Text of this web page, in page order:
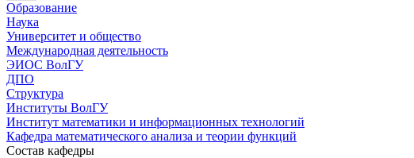
Образование
Наука
Университет и общество
Международная деятельность
ЭИОС ВолГУ
ДПО
Структура
Институты ВолГУ
Институт математики и информационных технологий
Кафедра математического анализа и теории функций
Состав кафедры